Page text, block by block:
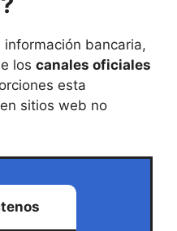
bancaria,
los canales oficiales
esta
sitios web no